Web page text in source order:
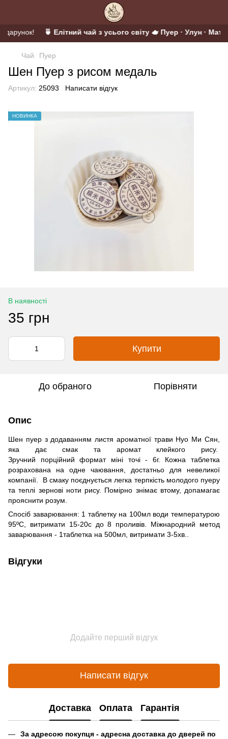
🍵 Елітний чай з усього світу 🫖 Пуер · Улун ·
Чай Пуер
Шен Пуер з рисом медаль
Артикул: 25093 Написати відгук
НОВИНКА
В наявності
35 грн
Купити
До обраного Порівняти
Опис
Шен пуер з додаванням листя ароматної трави Нуо Ми Сян,
яка дає смак та аромат клейкого рису.
Зручний порційний формат міні точі - 6г. Кожна таблетка
розрахована на одне чаювання, достатньо для невеликої
компанії. В смаку поєднується легка терпкість молодого пуеру
та теплі зернові ноти рису. Помірно знімає втому, допамагає
прояснити розум.
Спосіб заварювання: 1 таблетку на 100мл води температурою
95ºС, витримати 15-20с до 8 проливів. Міжнародний метод
заварювання - 1таблетка на 500мл, витримати 3-5хв..
Відгуки
Додайте перший відгук
Написати відгук
Доставка Оплата Гарантія
За адресою покупця - адресна доставка до дверей по